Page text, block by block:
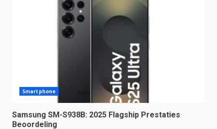
Smartphone
Samsung SM-S938B: 2025 Flagship Prestaties
Beoordeling